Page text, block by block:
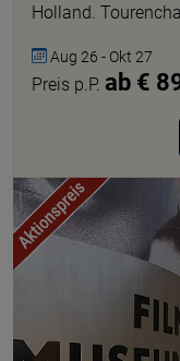
Holland.
Aug 26 - Okt 27
Preis p.P. ab €